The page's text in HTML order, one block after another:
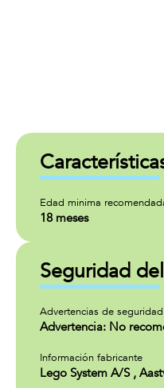
Edad minima
18 meses
Seguridad
Advertencias de seguridad
Advertencia: No
Información fabricante
Lego System A/S ,